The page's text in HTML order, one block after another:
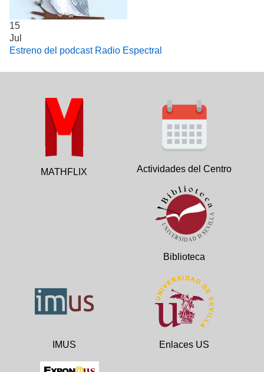
15
Jul
Estreno del podcast Radio Espectral
MATHFLIX Actividades del Centro
Biblioteca
IMUS Enlaces US